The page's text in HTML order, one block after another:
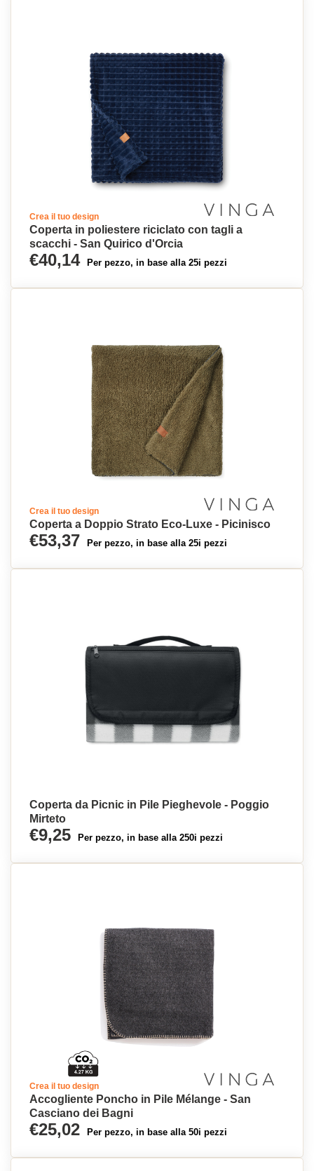
Crea il tuo design
Coperta in poliestere riciclato con tagli a
scacchi - San Quirico d'Orcia
€40,14 Per pezzo, in base alla 25i pezzi
Crea il tuo design
Coperta a Doppio Strato Eco-Luxe - Picinisco
€53,37 Per pezzo, in base alla 25i pezzi
Coperta da Picnic in Pile Pieghevole - Poggio
Mirteto
€9,25 Per pezzo, in base alla 250i pezzi
Crea il tuo design
Accogliente Poncho in Pile Mélange - San
Casciano dei Bagni
€25,02 Per pezzo, in base alla 50i pezzi